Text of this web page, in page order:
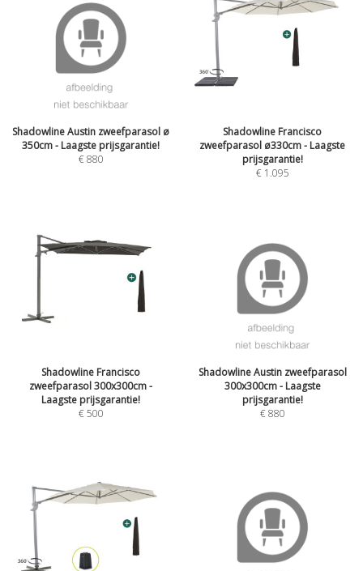
Shadowline Austin zweefparasol ø
350cm - Laagste prijsgarantie!
€880
Shadowline Francisco
zweefparasol ø330cm - Laagste
prijsgarantie!
€ 1.095
Shadowline Francisco
zweefparasol 300x300cm -
Laagste prijsgarantie!
€500
Shadowline Austin zweefparasol
300x300cm - Laagste
prijsgarantie!
€880